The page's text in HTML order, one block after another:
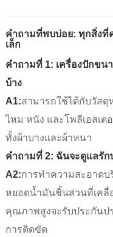
คำถามที่พบบ่อย: ทุกสิ่งที่
เล็ก
คำถามที่ 1: เครื่องปักขน
บ้าง
A1:สามารถใช้ได้กับวัสดุ
ไหม หนัง และโพลีเอสเต
ทั้งผ้าบางและผ้าหนา
คำถามที่ 2: ฉันจะดูแลรัก
A2:การทำความสะอาดบ
หยอดน้ำมันชิ้นส่วนที่เคลื่
คุณภาพสูงจะรับประกันป
การติดขัด